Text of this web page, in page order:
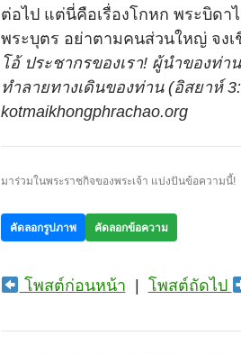
ต่อไป แต่นี่คือเรื่องโกหก พระบิดา
พระบุตร อย่าตามคนส่วนใหญ่ จง
โอ้ ประชากรของเรา! ผู้นำของท่
ทำลายทางเดินของท่าน (อิสยาห์
kotmaikhongphrachao.org
มาร่วมในพระราชกิจของพระเจ้า แบ่งปันข้อความนี้!
คัดลอกรูปภาพ คัดลอกข้อความ
โพสต์ก่อนหน้า โพสต์ถัดไป